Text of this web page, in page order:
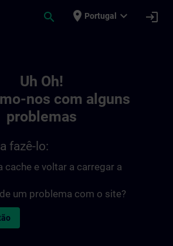
search place Portugal expand_more login
Uh Oh!
nos com alguns
problemas
fazê-lo:
cache e voltar a carregar a
um problema com o site?